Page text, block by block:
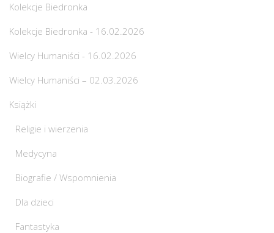
Kolekcje Biedronka
Kolekcje Biedronka - 16.02.2026
Wielcy Humaniści - 16.02.2026
Wielcy Humaniści – 02.03.2026
Książki
Religie i wierzenia
Medycyna
Biografie / Wspomnienia
Dla dzieci
Fantastyka